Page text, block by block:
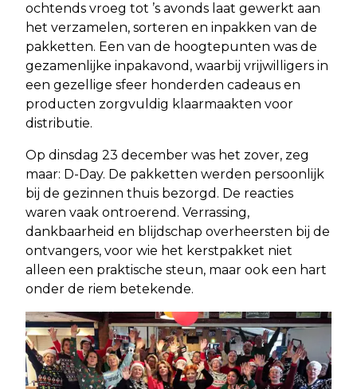
ochtends vroeg tot ’s avonds laat gewerkt aan
het verzamelen, sorteren en inpakken van de
pakketten. Een van de hoogtepunten was de
gezamenlijke inpakavond, waarbij vrijwilligers in
een gezellige sfeer honderden cadeaus en
producten zorgvuldig klaarmaakten voor
distributie.
Op dinsdag 23 december was het zover, zeg
maar: D-Day. De pakketten werden persoonlijk
bij de gezinnen thuis bezorgd. De reacties
waren vaak ontroerend. Verrassing,
dankbaarheid en blijdschap overheersten bij de
ontvangers, voor wie het kerstpakket niet
alleen een praktische steun, maar ook een hart
onder de riem betekende.